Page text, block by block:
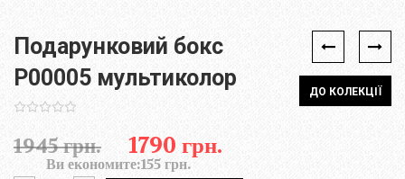
ДО КОЛЕКЦІЇ
Подарунковий бокс
P00005 мультиколор
1945 грн. 1790 грн.
Ви економите:155 грн.